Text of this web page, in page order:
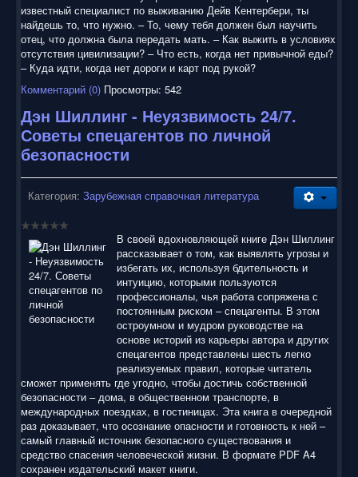
известный специалист по выживанию Дейв Кентербери, ты
найдешь то, что нужно. – То, чему тебя должен был научить
отец, что должна была передать мать. – Как выжить в условиях
отсутствия цивилизации? – Что есть, когда нет привычной еды?
– Куда идти, когда нет дороги и карт под рукой?
Комментарий (0) Просмотры: 542
Дэн Шиллинг - Неуязвимость 24/7.
Советы спецагентов по личной
безопасности
Категория: Зарубежная справочная литература
В своей вдохновляющей книге Дэн Шиллинг
рассказывает о том, как выявлять угрозы и
избегать их, используя бдительность и
интуицию, которыми пользуются
профессионалы, чья работа сопряжена с
постоянным риском – спецагенты. В этом
остроумном и мудром руководстве на
основе историй из карьеры автора и других
спецагентов представлены шесть легко
реализуемых правил, которые читатель
сможет применять где угодно, чтобы достичь собственной
безопасности – дома, в общественном транспорте, в
международных поездках, в гостиницах. Эта книга в очередной
раз доказывает, что осознание опасности и готовность к ней –
самый главный источник безопасного существования и
средство спасения человеческой жизни. В формате PDF A4
сохранен издательский макет книги.